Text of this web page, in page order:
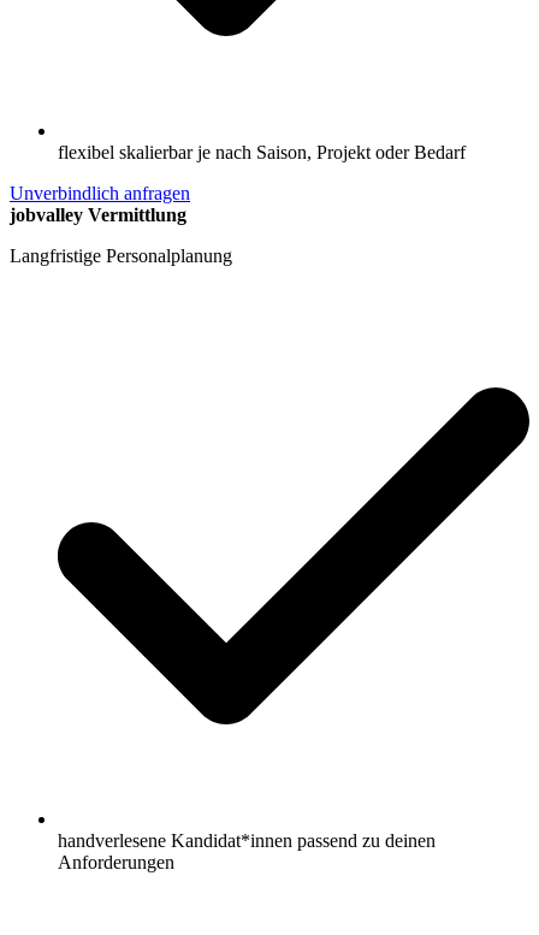
flexibel skalierbar je nach Saison, Projekt oder Bedarf
Unverbindlich anfragen
jobvalley Vermittlung
Langfristige Personalplanung
handverlesene Kandidat*innen passend zu deinen
Anforderungen